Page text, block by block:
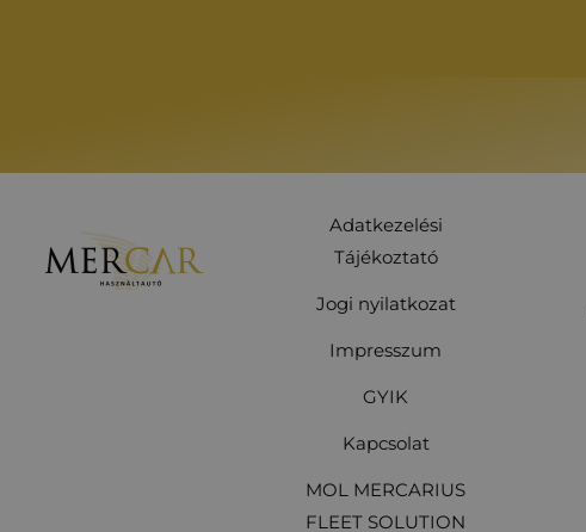
Adatkezelési
Tájékoztató
Jogi nyilatkozat
Impresszum
GYIK
Kapcsolat
MOL MERCARIUS
FLEET SOLUTION